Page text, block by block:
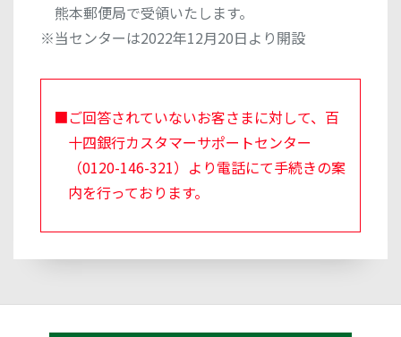
熊本郵便局で受領いたします。
※当センターは2022年12月20日より開設
■ご回答されていないお客さまに対して、百
十四銀行カスタマーサポートセンター
（0120-146-321）より電話にて手続きの案
内を行っております。